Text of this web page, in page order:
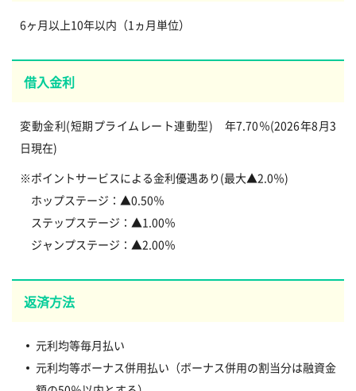
6ヶ月以上10年以内（1ヵ月単位）
借入金利
変動金利(短期プライムレート連動型) 年7.70％(2026年8月3
日現在)
※ポイントサービスによる金利優遇あり(最大▲2.0％)
ホップステージ：▲0.50％
ステップステージ：▲1.00％
ジャンプステージ：▲2.00％
返済方法
元利均等毎月払い
元利均等ボーナス併用払い（ボーナス併用の割当分は融資金